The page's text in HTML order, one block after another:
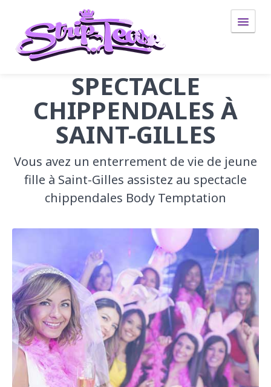
Idée cadeau
anniversaire 97434
evjf 97434
striptease 97400
striptease 97460
striptease 97430
striptease 97410
striptease 97434
SPECTACLE
CHIPPENDALES À
SAINT-GILLES
Vous avez un enterrement de vie de jeune
fille à Saint-Gilles assistez au spectacle
chippendales Body Temptation